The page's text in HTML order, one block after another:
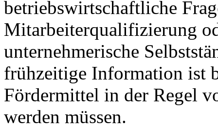
betriebswirtschaftliche
Mitarbeiterqualifizierung
unternehmerische
frühzeitige Information ist
Fördermittel in der Regel
werden müssen.